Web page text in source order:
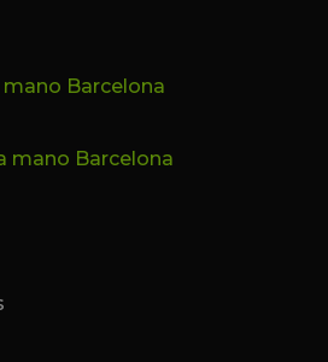
Barcelona
mano Barcelona